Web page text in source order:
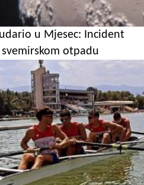
u Mjesec: Incident
otpadu